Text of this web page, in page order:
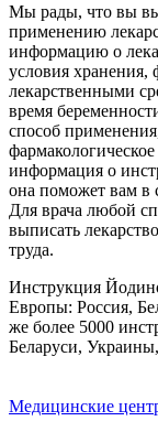
Мы рады, что вы
применению
информацию о
условия хранения,
лекарственными
время
способ
информация о
она поможет вам в
Для врача любой
выписать
труда.
Инструкция
Европы: Россия,
же более 5000
Беларуси,
Медицинские